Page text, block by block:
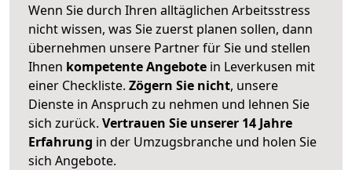
Wenn Sie durch Ihren alltäglichen Arbeitsstress
nicht wissen, was Sie zuerst planen sollen, dann
übernehmen unsere Partner für Sie und stellen
Ihnen kompetente Angebote in Leverkusen mit
einer Checkliste. Zögern Sie nicht, unsere
Dienste in Anspruch zu nehmen und lehnen Sie
sich zurück. Vertrauen Sie unserer 14 Jahre
Erfahrung in der Umzugsbranche und holen Sie
sich Angebote.